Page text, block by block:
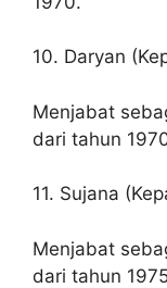
10. Daryan
Menjabat
dari tahun
11. Sujana
Menjabat
dari tahun